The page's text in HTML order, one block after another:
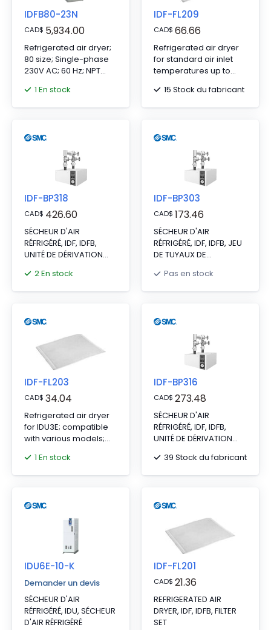
IDFB80-23N
CAD$ 5,934.00
Refrigerated air dryer;
80 size; Single-phase
230V AC; 60 Hz; NPT
1 En stock
IDF-FL209
CAD$ 66.66
Refrigerated air dryer
for standard air inlet
temperatures up to
models IDFA3E and
IDFB3E.
15 Stock du fabricant
IDF-BP318
CAD$ 426.60
SÉCHEUR D'AIR
RÉFRIGÉRÉ, IDF, IDFB,
UNITÉ DE DÉRIVATION
2 En stock
IDF-BP303
CAD$ 173.46
SÉCHEUR D'AIR
RÉFRIGÉRÉ, IDF, IDFB, JEU
DE TUYAUX DE
Pas en stock
IDF-FL203
CAD$ 34.04
Refrigerated air dryer
for IDU3E; compatible
with various models;
35-40°C.
1 En stock
IDF-BP316
CAD$ 273.48
SÉCHEUR D'AIR
RÉFRIGÉRÉ, IDF, IDFB,
UNITÉ DE DÉRIVATION
39 Stock du fabricant
IDU6E-10-K
Demander un devis
SÉCHEUR D'AIR
RÉFRIGÉRÉ, IDU, SÉCHEUR
D'AIR RÉFRIGÉRÉ
IDF-FL201
CAD$ 21.36
REFRIGERATED AIR
DRYER, IDF, IDFB, FILTER
SET